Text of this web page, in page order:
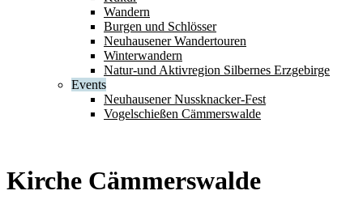
Wandern
Burgen und Schlösser
Neuhausener Wandertouren
Winterwandern
Natur-und Aktivregion Silbernes Erzgebirge
Events
Neuhausener Nussknacker-Fest
Vogelschießen Cämmerswalde
Kirche Cämmerswalde